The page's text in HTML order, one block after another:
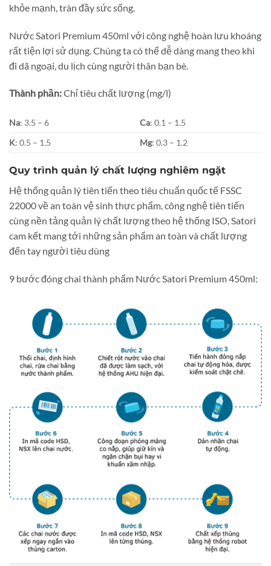
khỏe mạnh, tràn đầy sức sống.
Nước Satori Premium 450ml với công nghệ hoàn lưu khoáng
rất tiện lợi sử dụng. Chúng ta có thể dễ dàng mang theo khi
đi dã ngoại, du lịch cùng người thân bạn bè.
Thành phần:Chỉ tiêu chất lượng (mg/l)
Na: 3.5 – 6 Ca: 0.1 – 1.5
K: 0.5 – 1.5 Mg: 0.3 – 1.2
Quy trình quản lý chất lượng nghiêm ngặt
Hệ thống quản lý tiên tiến theo tiêu chuẩn quốc tế FSSC
22000 về an toàn vệ sinh thực phẩm, công nghệ tiên tiến
cùng nền tảng quản lý chất lượng theo hệ thống ISO, Satori
cam kết mang tới những sản phẩm an toàn và chất lượng
đến tay người tiêu dùng
9 bước đóng chai thành phẩm Nước Satori Premium 450ml: